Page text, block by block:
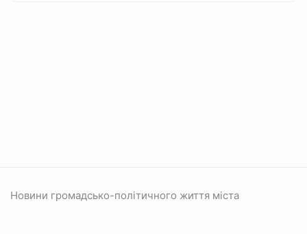
Новини громадсько-політичного життя міста